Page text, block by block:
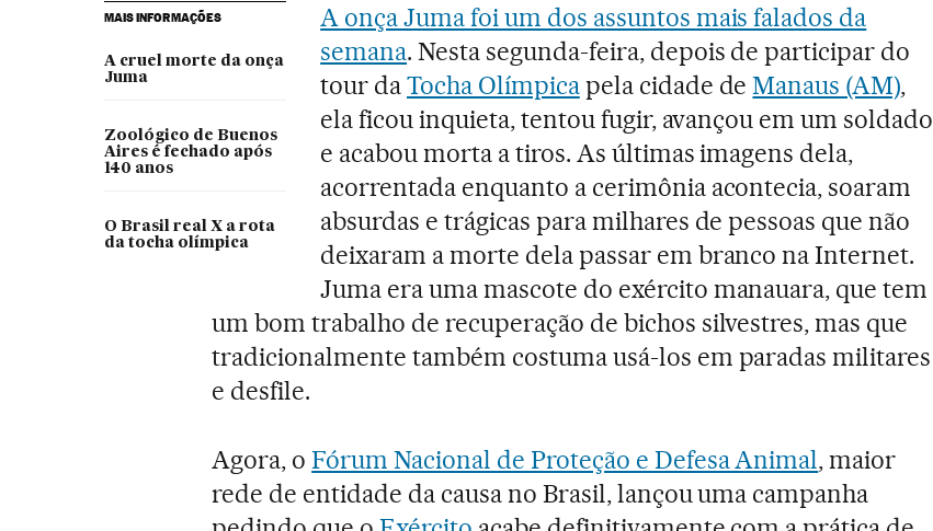
MAIS INFORMAÇÕES
A cruel morte da onça
Juma
Zoológico de Buenos
Aires é fechado após
140 anos
O Brasil real X a rota
da tocha olímpica
A onça Juma foi um dos assuntos mais falados da
semana. Nesta segunda-feira, depois de participar do
tour daTocha Olímpicapela cidade deManaus (AM),
ela ficou inquieta, tentou fugir, avançou em um soldado
e acabou morta a tiros. As últimas imagens dela,
acorrentada enquanto a cerimônia acontecia, soaram
absurdas e trágicas para milhares de pessoas que não
deixaram a morte dela passar em branco na Internet.
Juma era uma mascote do exército manauara, que tem
um bom trabalho de recuperação de bichos silvestres, mas que
tradicionalmente também costuma usá-los em paradas militares
e desfile.
Agora, oFórum Nacional de Proteção e Defesa Animal, maior
rede de entidade da causa no Brasil, lançou uma campanha